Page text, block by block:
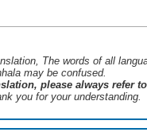
The words of all
may be confused.
please always refer
you for your understanding.